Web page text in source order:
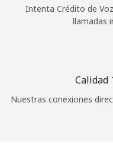
Intenta Crédito de
llamadas
Calidad
Nuestras conexiones